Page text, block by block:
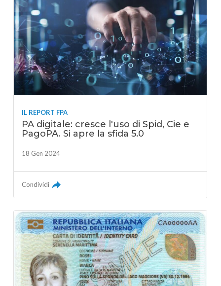
IL REPORT FPA
PA digitale: cresce l'uso di Spid, Cie e
PagoPA. Si apre la sfida 5.0
18 Gen 2024
Condividi